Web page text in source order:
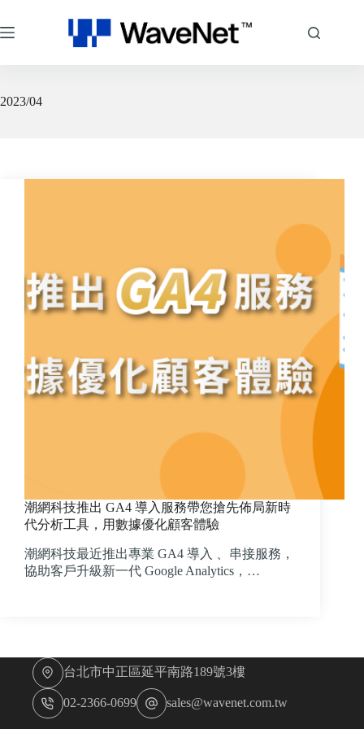
至
主
2023/04
潮網科技推出 GA4 導入服務帶您​​搶先佈局新時
代分析工具，用數據優化顧客體驗
潮網科技最近推出專業 GA4 導入 、串接服務，
協助客戶升級新一代 Google Analytics，…
台北市中正區延平南路189號3樓
02-2366-0699 sales@wavenet.com.tw